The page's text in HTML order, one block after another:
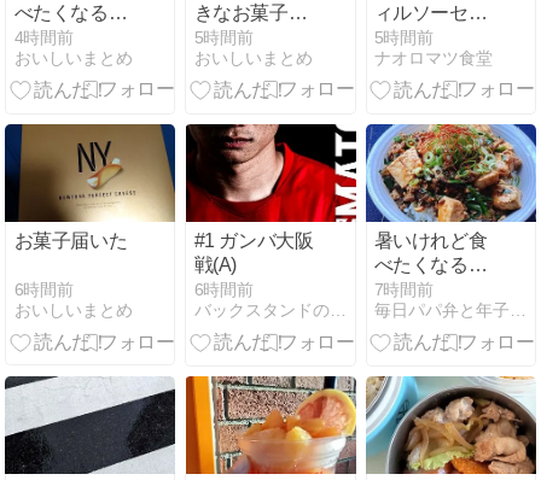
べたくなる時
あるよね
4時間前
おいしいまとめ
きなお菓子教
えろ
5時間前
おいしいまとめ
ィルソーセー
ジ
5時間前
ナオロマツ食堂
お菓子届いた
6時間前
おいしいまとめ
#1 ガンバ大阪
戦(A)
6時間前
バックスタンドの片隅から･･･
暑いけれど食
べたくなる辛
いヤツ
7時間前
毎日パパ弁と年子３姉妹＋Mダックス